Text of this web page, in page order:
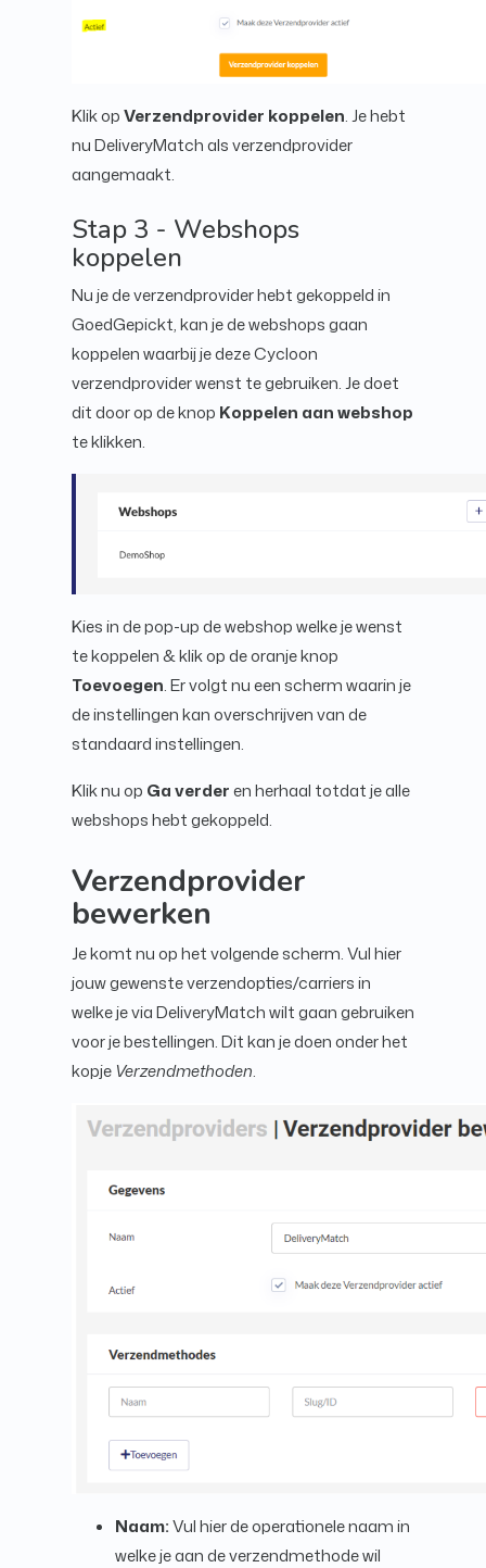
Klik opVerzendprovider koppelen. Je hebt
nu DeliveryMatch als verzendprovider
aangemaakt.
Stap 3 - Webshops
koppelen
Nu je de verzendprovider hebt gekoppeld in
GoedGepickt, kan je de webshops gaan
koppelen waarbij je deze Cycloon
verzendprovider wenst te gebruiken. Je doet
dit door op de knop Koppelen aan webshop
te klikken.
Kies in de pop-up de webshop welke je wenst
te koppelen & klik op de oranje knop
Toevoegen. Er volgt nu een scherm waarin je
de instellingen kan overschrijven van de
standaard instellingen.
Klik nu op Ga verderen herhaal totdat je alle
webshops hebt gekoppeld.
Verzendprovider
bewerken
Je komt nu op het volgende scherm. Vul hier
jouw gewenste verzendopties/carriers in
welke je via DeliveryMatch wilt gaan gebruiken
voor je bestellingen. Dit kan je doen onder het
kopje Verzendmethoden.
Naam:Vul hier de operationele naam in
welke je aan de verzendmethode wil